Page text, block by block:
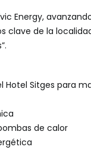
Energy,
de la
Sitges para
de calor